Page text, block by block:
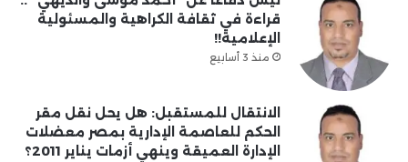
قراءة في ثقافة الكراهية والمسئولية
الإعلامية!!
منذ 3 أسابيع
الانتقال للمستقبل: هل يحل نقل مقر
الحكم للعاصمة الإدارية بمصر معضلات
الإدارة العميقة وينهي أزمات يناير 2011؟